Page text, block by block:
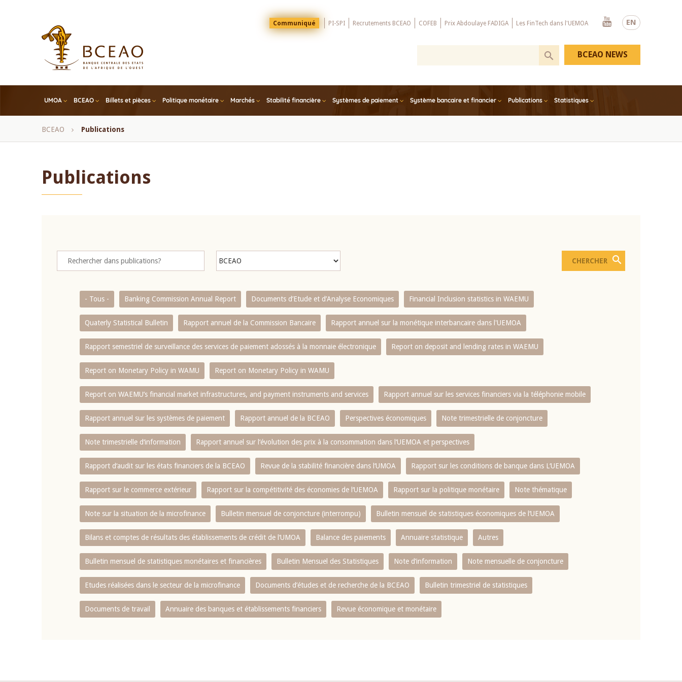
EN
Menu
Top
Communiqué PI-SPI Recrutements BCEAO COFEB Prix Abdoulaye FADIGA Les FinTech dans l'UEMOA
Youtube
UMOA BCEAO Billets et pièces Politique monétaire Marchés Stabilité financière Systèmes de paiement Système bancaire et financier Publications Statistiques
BCEAO NEWS
Fil
BCEAO Publications
Publications
- Tous - Banking Commission Annual Report Documents d’Etude et d’Analyse Economiques Financial Inclusion statistics in WAEMU
Quaterly Statistical Bulletin Rapport annuel de la Commission Bancaire Rapport annuel sur la monétique interbancaire dans l'UEMOA
Rapport semestriel de surveillance des services de paiement adossés à la monnaie électronique Report on deposit and lending rates in WAEMU
Report on Monetary Policy in WAMU Report on Monetary Policy in WAMU
Report on WAEMU’s financial market infrastructures, and payment instruments and services Rapport annuel sur les services financiers via la téléphonie mobile
Rapport annuel sur les systèmes de paiement Rapport annuel de la BCEAO Perspectives économiques Note trimestrielle de conjoncture
Note trimestrielle d‘information Rapport annuel sur l‘évolution des prix à la consommation dans l‘UEMOA et perspectives
Rapport d‘audit sur les états financiers de la BCEAO Revue de la stabilité financière dans l‘UMOA Rapport sur les conditions de banque dans L‘UEMOA
Rapport sur le commerce extérieur Rapport sur la compétitivité des économies de l‘UEMOA Rapport sur la politique monétaire Note thématique
Note sur la situation de la microfinance Bulletin mensuel de conjoncture (interrompu) Bulletin mensuel de statistiques économiques de l‘UEMOA
Bilans et comptes de résultats des établissements de crédit de l‘UMOA Balance des paiements Annuaire statistique Autres
Bulletin mensuel de statistiques monétaires et financières Bulletin Mensuel des Statistiques Note d’information Note mensuelle de conjoncture
Etudes réalisées dans le secteur de la microfinance Documents d’études et de recherche de la BCEAO Bulletin trimestriel de statistiques
Documents de travail Annuaire des banques et établissements financiers Revue économique et monétaire